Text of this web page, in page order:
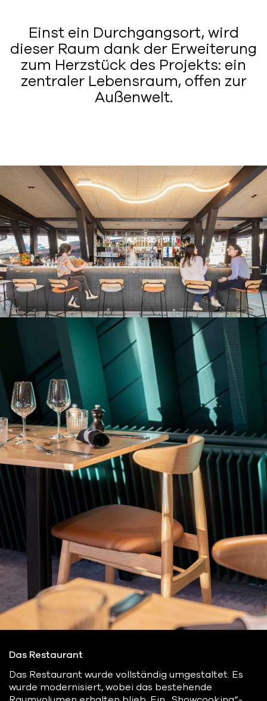
Einst ein Durchgangsort, wird
dieser Raum dank der Erweiterung
zum Herzstück des Projekts: ein
zentraler Lebensraum, offen zur
Außenwelt.
Das Restaurant
Das Restaurant wurde vollständig umgestaltet. Es
wurde modernisiert, wobei das bestehende